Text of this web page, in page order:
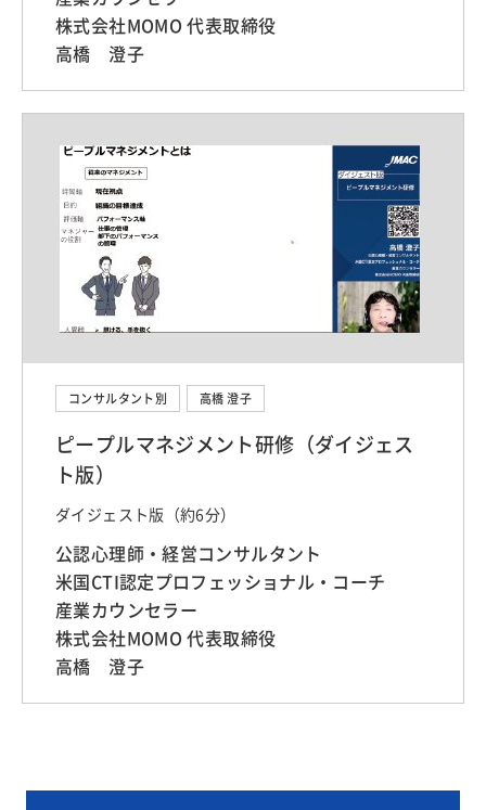
株式会社MOMO 代表取締役
高橋 澄子
コンサルタント別 高橋 澄子
ピープルマネジメント研修（ダイジェス
ト版）
ダイジェスト版（約6分）
公認心理師・経営コンサルタント
米国CTI認定プロフェッショナル・コーチ
産業カウンセラー
株式会社MOMO 代表取締役
高橋 澄子